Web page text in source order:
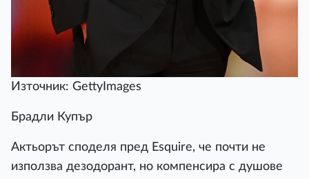
Източник: GettyImages
Брадли Купър
Актьорът споделя пред Esquire, че почти не
използва дезодорант, но компенсира с душове